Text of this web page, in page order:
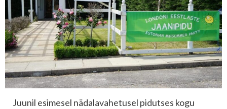
Juunil esimesel nädalavahetusel pidutses kogu